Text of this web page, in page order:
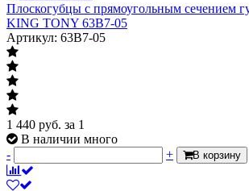
Плоскогубцы с прямоугольным сечением
KING TONY 63B7-05
Артикул: 63B7-05
1 440 руб. за 1
В наличии много
-
+ В корзину